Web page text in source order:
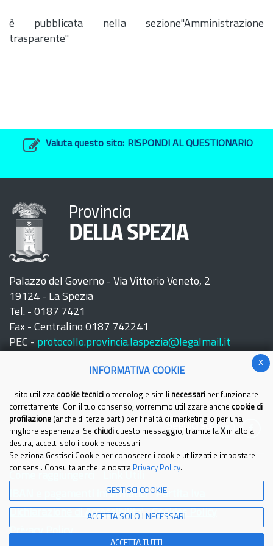
è pubblicata nella sezione"Amministrazione
trasparente"
Valuta questo sito: RISPONDI AL QUESTIONARIO
Provincia
DELLA SPEZIA
Palazzo del Governo - Via Vittorio Veneto, 2
19124 - La Spezia
Tel. - 0187 7421
Fax - Centralino 0187 742241
PEC - protocollo.provincia.laspezia@legalmail.it
Seguici su:
IBAN e pagamenti informatici
Partita Iva
Dichiarazione di Accessibilita'
Cookies Policy
Privacy Policy
x
INFORMATIVA COOKIE
Il sito utilizza cookie tecnici o tecnologie simili necessari per funzionare
correttamente. Con il tuo consenso, vorremmo utilizzare anche cookie di
profilazione (anche di terze parti) per finalità di marketing o per una
migliore esperienza. Se chiudi questo messaggio, tramite la Xin alto a
destra, accetti solo i cookie necessari.
Seleziona Gestisci Cookie per conoscere i cookie utilizzati e impostare i
consensi. Consulta anche la nostra Privacy Policy.
GESTISCI COOKIE
ACCETTA SOLO I NECESSARI
ACCETTA TUTTI